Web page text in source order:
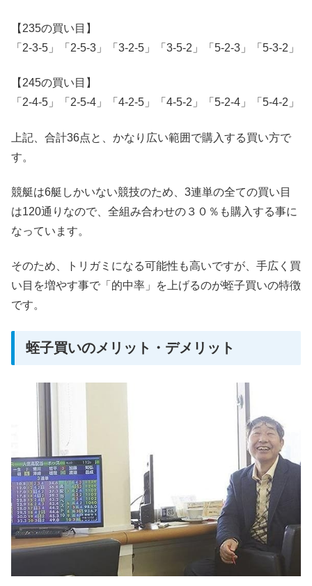
【235の買い目】
「2-3-5」「2-5-3」「3-2-5」「3-5-2」「5-2-3」「5-3-2」
【245の買い目】
「2-4-5」「2-5-4」「4-2-5」「4-5-2」「5-2-4」「5-4-2」
上記、合計36点と、かなり広い範囲で購入する買い方で
す。
競艇は6艇しかいない競技のため、3連単の全ての買い目
は120通りなので、全組み合わせの３０％も購入する事に
なっています。
そのため、トリガミになる可能性も高いですが、手広く買
い目を増やす事で「的中率」を上げるのが蛭子買いの特徴
です。
蛭子買いのメリット・デメリット